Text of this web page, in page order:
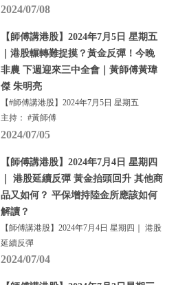
2024/07/08
【師傅講港股】2024年7月5日 星期五
｜港股輾轉難捉摸？黃金反彈！今晚
非農 下週迎來三中全會｜黃師傅黃瑋
傑 朱明亮
【#師傅講港股】2024年7月5日 星期五
主持： #黃師傅
2024/07/05
【師傅講港股】2024年7月4日 星期四
｜ 港股延續反彈 黃金抬頭回升 其他商
品又如何？ 平保增持陸金所應該如何
解讀？
【師傅講港股】2024年7月4日 星期四｜ 港股
延續反彈
2024/07/04